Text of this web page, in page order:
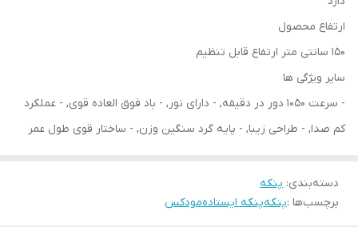
ارتفاع محصول
150 سانتی متر ارتفاع قابل تنظیم
سایر ویژگی ها
- سرعت 1050 دور در دقیقه, - دارای نور, - باد فوق العاده قوی, - عملکرد
کم صدا, - طراحی زیبا, - پایه گرد سنگین وزن, - ساختار قوی طول عمر
دسته‌بندی: پنکه
برچسب‌ها :پنکهپنکه ایستادهمودکس